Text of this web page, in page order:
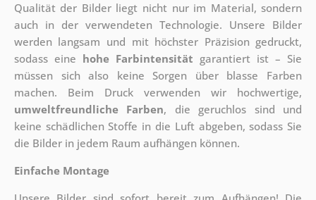
Qualität der Bilder liegt nicht nur im Material, sondern
auch in der verwendeten Technologie. Unsere Bilder
werden langsam und mit höchster Präzision gedruckt,
sodass eine hohe Farbintensität garantiert ist – Sie
müssen sich also keine Sorgen über blasse Farben
machen. Beim Druck verwenden wir hochwertige,
umweltfreundliche Farben, die geruchlos sind und
keine schädlichen Stoffe in die Luft abgeben, sodass Sie
die Bilder in jedem Raum aufhängen können.
Einfache Montage